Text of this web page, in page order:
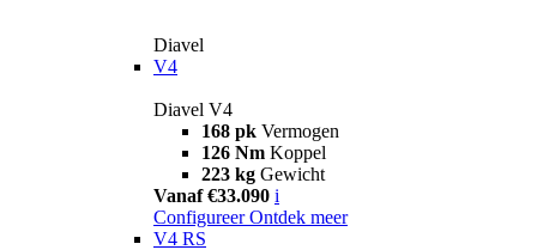
Diavel
V4
Diavel V4
168 pk Vermogen
126 Nm Koppel
223 kg Gewicht
Vanaf €33.090 i
Configureer Ontdek meer
V4 RS